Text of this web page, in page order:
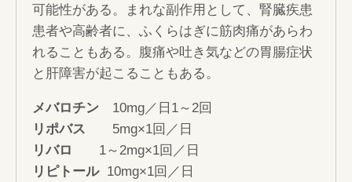
可能性がある。まれな副作用として、腎臓疾患
患者や高齢者に、ふくらはぎに筋肉痛があらわ
れることもある。腹痛や吐き気などの胃腸症状
と肝障害が起こることもある。
メバロチン 10mg／日1～2回
リポバス
5mg×1回／日
リバロ 1～2mg×1回／日
リピトール 10mg×1回／日